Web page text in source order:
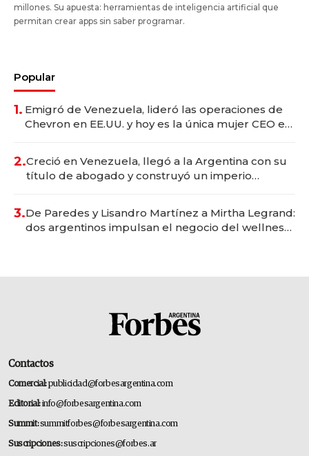
millones. Su apuesta: herramientas de inteligencia artificial que
permitan crear apps sin saber programar.
Popular
1. Emigró de Venezuela, lideró las operaciones de
Chevron en EE.UU. y hoy es la única mujer CEO en
2.Creció en Venezuela, llegó a la Argentina con su
título de abogado y construyó un imperio
3.De Paredes y Lisandro Martínez a Mirtha Legrand:
dos argentinos impulsan el negocio del wellness
Contactos
Comercial:publicidad@forbesargentina.com
Editorial:info@forbesargentina.com
Summit:summitforbes@forbesargentina.com
Suscripciones:suscripciones@forbes.ar